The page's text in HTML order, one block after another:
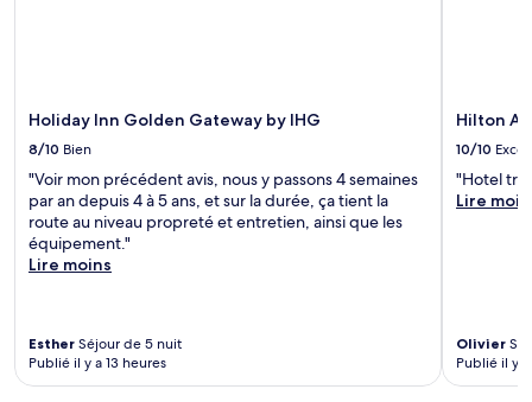
Holiday Inn Golden Gateway by IHG
8/10 Bien
"Voir mon précédent avis, nous y passons 4 semaines
par an depuis 4 à 5 ans, et sur la durée, ça tient la
route au niveau propreté et entretien, ainsi que les
équipement."
Lire moins
Esther Séjour de 5 nuit
Publié il y a 13 heures
Hilton
10/10
"Hotel
Lire
Olivier
Publié il y